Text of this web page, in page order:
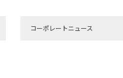
コーポレートニュース